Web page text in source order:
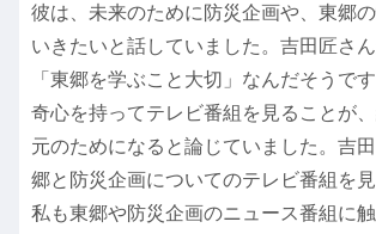
彼は、未来のために防災企画や、東郷
いきたいと話していました。吉田匠さ
「東郷を学ぶこと大切」なんだそうで
奇心を持ってテレビ番組を見ることが
元のためになると論じていました。吉
郷と防災企画についてのテレビ番組を見
私も東郷や防災企画のニュース番組に